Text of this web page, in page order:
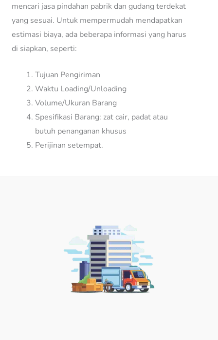
mencari jasa pindahan pabrik dan gudang terdekat
yang sesuai. Untuk mempermudah mendapatkan
estimasi biaya, ada beberapa informasi yang harus
di siapkan, seperti:
Tujuan Pengiriman
Waktu Loading/Unloading
Volume/Ukuran Barang
Spesifikasi Barang: zat cair, padat atau
butuh penanganan khusus
Perijinan setempat.